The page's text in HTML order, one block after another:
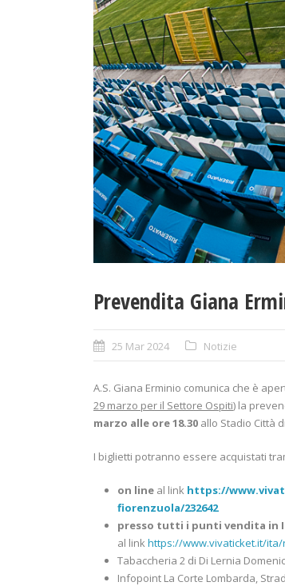
Prevendita Giana
25 Mar 2024 Notizie
A.S. Giana Erminio comunica che è
29 marzo per il Settore Ospiti) la
marzo alle ore 18.30 allo Stadio Città
I biglietti potranno essere acquistati
on line al link https://
fiorenzuola/232642
presso tutti i punti vendita in
al link https://www.vivaticket.it/
Tabaccheria 2 di Di Lernia
Infopoint La Corte Lombarda,